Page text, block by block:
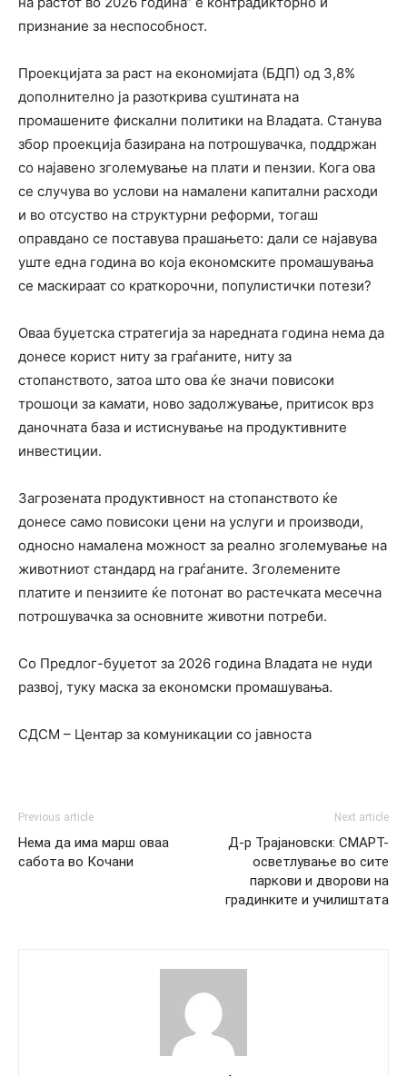
признание за неспособност.
Проекцијата за раст на економијата (БДП) од 3,8%
дополнително ја разоткрива суштината на
промашените фискални политики на Владата. Станува
збор проекција базирана на потрошувачка, поддржан
со најавено зголемување на плати и пензии. Кога ова
се случува во услови на намалени капитални расходи
и во отсуство на структурни реформи, тогаш
оправдано се поставува прашањето: дали се најавува
уште една година во која економските промашувања
се маскираат со краткорочни, популистички потези?
Оваа буџетска стратегија за наредната година нема да
донесе корист ниту за граѓаните, ниту за
стопанството, затоа што ова ќе значи повисоки
трошоци за камати, ново задолжување, притисок врз
даночната база и истиснување на продуктивните
инвестиции.
Загрозената продуктивност на стопанството ќе
донесе само повисоки цени на услуги и производи,
односно намалена можност за реално зголемување на
животниот стандард на граѓаните. Зголемените
платите и пензиите ќе потонат во растечката месечна
потрошувачка за основните животни потреби.
Со Предлог-буџетот за 2026 година Владата не нуди
развој, туку маска за економски промашувања.
СДСМ – Центар за комуникации со јавноста
Previous article
Нема да има марш оваа
сабота во Кочани
Next article
Д-р Трајановски: СМАРТ-
осветлување во сите
паркови и дворови на
градинките и училиштата